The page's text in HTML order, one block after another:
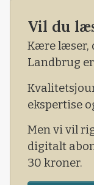
Fredericia.
Henrik
Moderaternes
Vil du
Kære læser,
Landbrug
ekspertise
Men vi vil
digitalt
30 kroner.